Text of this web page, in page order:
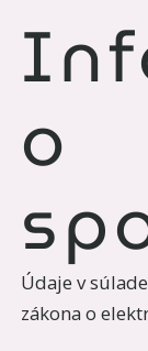
o
Údaje v
zákona o